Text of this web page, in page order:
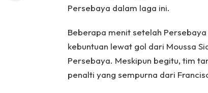
Persebaya dalam laga ini.
Beberapa menit setelah
kebuntuan lewat gol dari Moussa
Persebaya. Meskipun begitu, tim
penalti yang sempurna dari